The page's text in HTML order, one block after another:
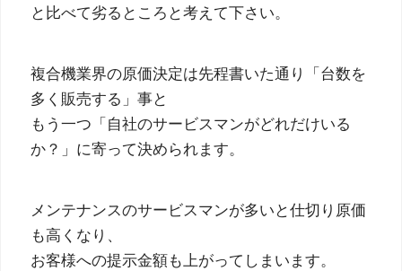
と比べて劣るところと考えて下さい。
複合機業界の原価決定は先程書いた通り「台数を
多く販売する」事と
もう一つ「自社のサービスマンがどれだけいる
か？」に寄って決められます。
メンテナンスのサービスマンが多いと仕切り原価
も高くなり、
お客様への提示金額も上がってしまいます。